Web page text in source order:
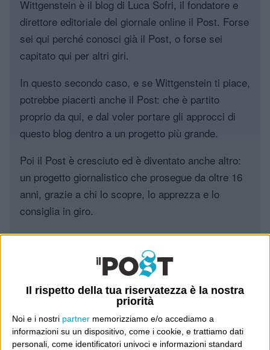
Il rispetto della tua riservatezza è la nostra
priorità
Noi e i nostri partner memorizziamo e/o accediamo a
informazioni su un dispositivo, come i cookie, e trattiamo dati
personali, come identificatori univoci e informazioni standard
Wittgenstein è il blog di Luca Sofri, il fondatore e
direttore editoriale del giornale online il Post. Forse
sei qui perché conosci già il Post, o forse sei
capitato qui per altri giri.
In questo secondo caso, e se Wittgenstein ti piace,
potrebbe piacerti anche il Post: che è partito
proprio da qui, e dal voler portare gli approcci di
questo blog dentro a un progetto più grande.
Poi il Post è cresciuto ed è diventato anche altro:
un progetto giornalistico che prosegue da oltre 16
anni, grazie a chi lo scopre, lo apprezza e lo
consiglia in giro.
Leggi il Post, magari ti piace
Luca Sofri Wittgenstein